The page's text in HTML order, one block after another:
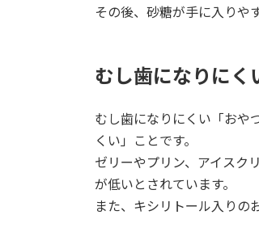
その後、砂糖が手に入りや
むし歯になりにく
むし歯になりにくい「おや
くい」ことです。
ゼリーやプリン、アイスク
が低いとされています。
また、キシリトール入りの